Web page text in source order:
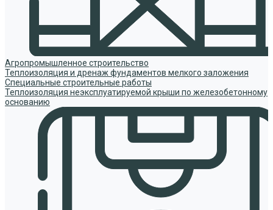
Агропромышленное строительство
Теплоизоляция и дренаж фундаментов мелкого заложения
Специальные строительные работы
Теплоизоляция неэксплуатируемой крыши по железобетонному
основанию